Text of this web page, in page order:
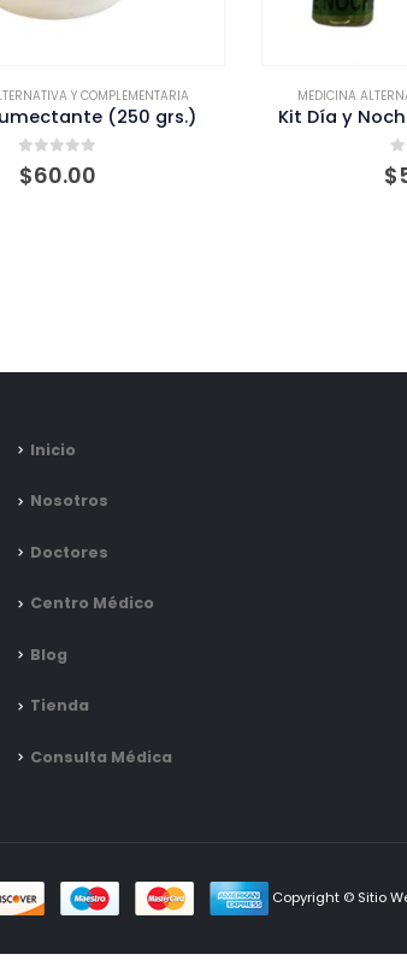
MEDICINA ALTERNATIVA Y COMPLEMENTARIA
Kit Día y Noche
Inicio
Nosotros
Doctores
Centro Médico
Blog
Tienda
Consulta Médica
Copyright © Sitio